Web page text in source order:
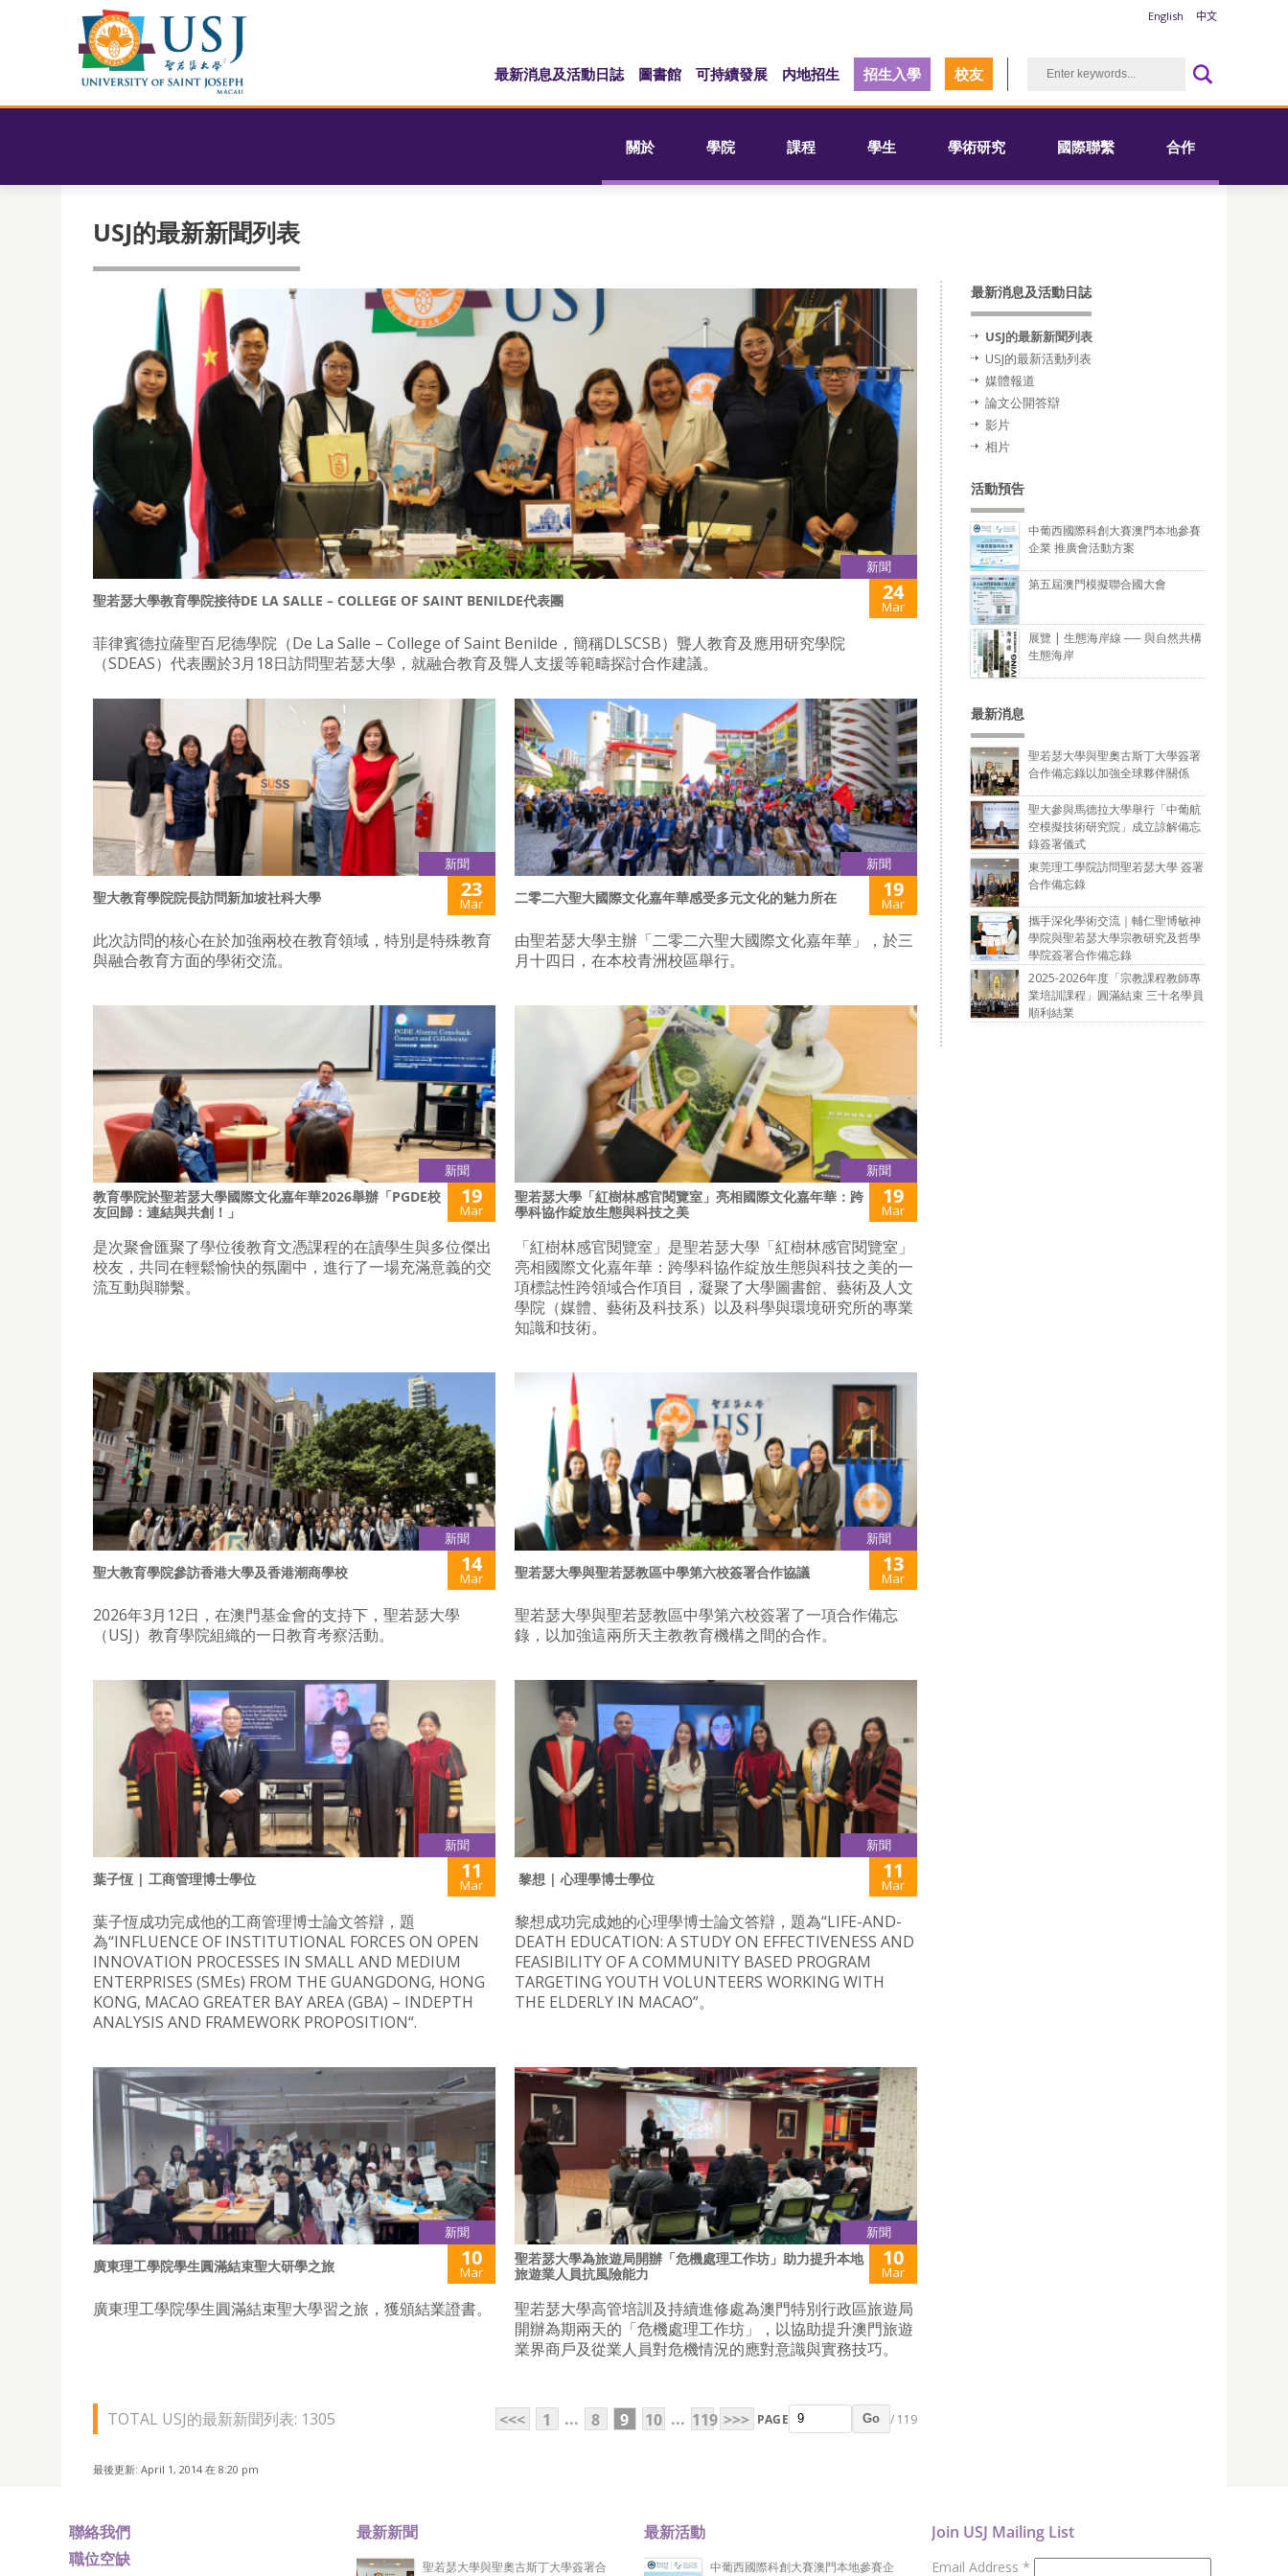
English 中文
最新消息及活動日誌 圖書館 可持續發展 内地招生 招生入學 校友
關於 學院 課程 學生 學術研究 國際聯繫 合作
USJ的最新新聞列表
新聞
聖若瑟大學教育學院接待DE LA SALLE – COLLEGE OF SAINT BENILDE代表團 24
Mar
菲律賓德拉薩聖百尼德學院（De La Salle – College of Saint Benilde，簡稱DLSCSB）聾人教育及應用研究學院
（SDEAS）代表團於3月18日訪問聖若瑟大學，就融合教育及聾人支援等範疇探討合作建議。
新聞
聖大教育學院院長訪問新加坡社科大學 23
Mar
此次訪問的核心在於加強兩校在教育領域，特別是特殊教育
與融合教育方面的學術交流。
新聞
二零二六聖大國際文化嘉年華感受多元文化的魅力所在 19
Mar
由聖若瑟大學主辦「二零二六聖大國際文化嘉年華」，於三
月十四日，在本校青洲校區舉行。
新聞
教育學院於聖若瑟大學國際文化嘉年華2026舉辦「PGDE校
友回歸：連結與共創！」
19
Mar
是次聚會匯聚了學位後教育文憑課程的在讀學生與多位傑出
校友，共同在輕鬆愉快的氛圍中，進行了一場充滿意義的交
流互動與聯繫。
新聞
聖若瑟大學「紅樹林感官閱覽室」亮相國際文化嘉年華：跨
學科協作綻放生態與科技之美
19
Mar
「紅樹林感官閱覽室」是聖若瑟大學「紅樹林感官閱覽室」
亮相國際文化嘉年華：跨學科協作綻放生態與科技之美的一
項標誌性跨領域合作項目，凝聚了大學圖書館、藝術及人文
學院（媒體、藝術及科技系）以及科學與環境研究所的專業
知識和技術。
新聞
聖大教育學院參訪香港大學及香港潮商學校 14
Mar
2026年3月12日，在澳門基金會的支持下，聖若瑟大學
（USJ）教育學院組織的一日教育考察活動。
新聞
聖若瑟大學與聖若瑟教區中學第六校簽署合作協議 13
Mar
聖若瑟大學與聖若瑟教區中學第六校簽署了一項合作備忘
錄，以加強這兩所天主教教育機構之間的合作。
新聞
葉子恆 | 工商管理博士學位 11
Mar
葉子恆成功完成他的工商管理博士論文答辯，題
為“INFLUENCE OF INSTITUTIONAL FORCES ON OPEN
INNOVATION PROCESSES IN SMALL AND MEDIUM
ENTERPRISES (SMEs) FROM THE GUANGDONG, HONG
KONG, MACAO GREATER BAY AREA (GBA) – INDEPTH
ANALYSIS AND FRAMEWORK PROPOSITION“.
新聞
黎想 | 心理學博士學位 11
Mar
黎想成功完成她的心理學博士論文答辯，題為“LIFE-AND-
DEATH EDUCATION: A STUDY ON EFFECTIVENESS AND
FEASIBILITY OF A COMMUNITY BASED PROGRAM
TARGETING YOUTH VOLUNTEERS WORKING WITH
THE ELDERLY IN MACAO”。
新聞
廣東理工學院學生圓滿結束聖大研學之旅 10
Mar
廣東理工學院學生圓滿結束聖大學習之旅，獲頒結業證書。
新聞
聖若瑟大學為旅遊局開辦「危機處理工作坊」助力提升本地
旅遊業人員抗風險能力
10
Mar
聖若瑟大學高管培訓及持續進修處為澳門特別行政區旅遊局
開辦為期兩天的「危機處理工作坊」，以協助提升澳門旅遊
業界商戶及從業人員對危機情況的應對意識與實務技巧。
TOTAL USJ的最新新聞列表: 1305 <<< 1 ... 8 9 10 ... 119 >>> PAGE Go / 119
最後更新: April 1, 2014 在 8:20 pm
最新消息及活動日誌
USJ的最新新聞列表
USJ的最新活動列表
媒體報道
論文公開答辯
影片
相片
活動預告
中葡西國際科創大賽澳門本地參賽
企業 推廣會活動方案
第五屆澳門模擬聯合國大會
展覽 | 生態海岸線 ── 與自然共構
生態海岸
最新消息
聖若瑟大學與聖奧古斯丁大學簽署
合作備忘錄以加強全球夥伴關係
聖大參與馬德拉大學舉行「中葡航
空模擬技術研究院」成立諒解備忘
錄簽署儀式
東莞理工學院訪問聖若瑟大學 簽署
合作備忘錄
攜手深化學術交流｜輔仁聖博敏神
學院與聖若瑟大學宗教研究及哲學
學院簽署合作備忘錄
2025-2026年度「宗教課程教師專
業培訓課程」圓滿結束 三十名學員
順利結業
聯絡我們
職位空缺
最新新聞
聖若瑟大學與聖奧古斯丁大學簽署合
最新活動
中葡西國際科創大賽澳門本地參賽企
Join USJ Mailing List
Email Address *